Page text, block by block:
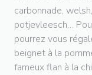
carbonnade,
potjevleesch…
pourrez vous
beignet à la
fameux flan à la